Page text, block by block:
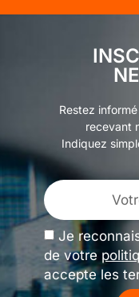
Restez
recevant
Indiquez
Je
de votre
accepte les